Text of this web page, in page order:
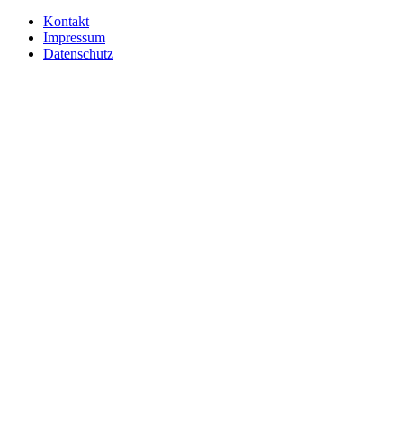
Kontakt
Impressum
Datenschutz